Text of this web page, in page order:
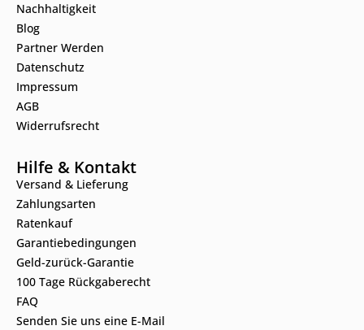
Nachhaltigkeit
Blog
Partner Werden
Datenschutz
Impressum
AGB
Widerrufsrecht
Hilfe & Kontakt
Versand & Lieferung
Zahlungsarten
Ratenkauf
Garantiebedingungen
Geld-zurück-Garantie
100 Tage Rückgaberecht
FAQ
Senden Sie uns eine E-Mail